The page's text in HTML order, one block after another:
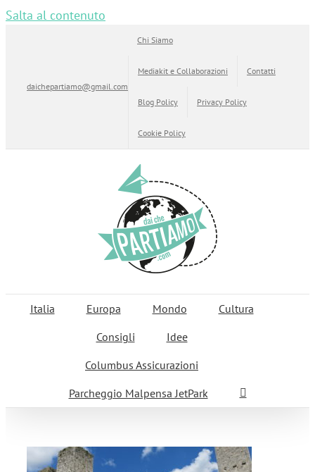
Salta al contenuto
daichepartiamo@gmail.com
Chi Siamo
Mediakit e Collaborazioni Contatti
Blog Policy Privacy Policy
Cookie Policy
Italia Europa Mondo
Cultura
Consigli
Idee
Columbus Assicurazioni
Parcheggio Malpensa JetPark